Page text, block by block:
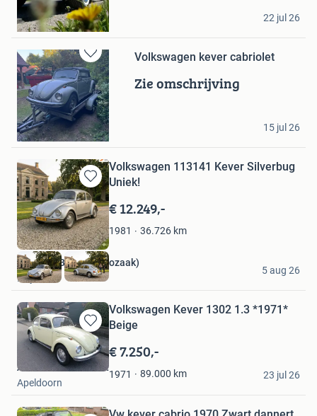
marjan
Voorthuizen
22 jul 26
Bewaren
in
Mijn
Favorieten
Volkswagen kever cabriolet
Zie omschrijving
Marcel
Haren Gn
15 jul 26
Bewaren
in
Mijn
Favorieten
Volkswagen 113141 Kever Silverbug
Uniek!
€ 12.249,-
1981 36.726 km
Vehicula BV ( De Autozaak)
Lelystad
5 aug 26
Bewaren
in
Mijn
Favorieten
Volkswagen Kever 1302 1.3 *1971*
Beige
€ 7.250,-
1971 89.000 km
Autohandel A. Roest
Apeldoorn
23 jul 26